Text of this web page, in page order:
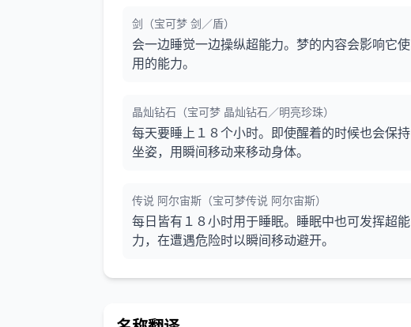
剑（宝可梦 剑／盾）
会一边睡觉一边操纵超能力。梦的内容会影响它使
用的能力。
晶灿钻石（宝可梦 晶灿钻石／明亮珍珠）
每天要睡上１８个小时。即使醒着的时候也会保持
坐姿，用瞬间移动来移动身体。
传说 阿尔宙斯（宝可梦传说 阿尔宙斯）
每日皆有１８小时用于睡眠。睡眠中也可发挥超能
力，在遭遇危险时以瞬间移动避开。